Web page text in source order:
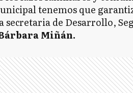
tenemos que
secretaria de Desarrollo,
Miñán.